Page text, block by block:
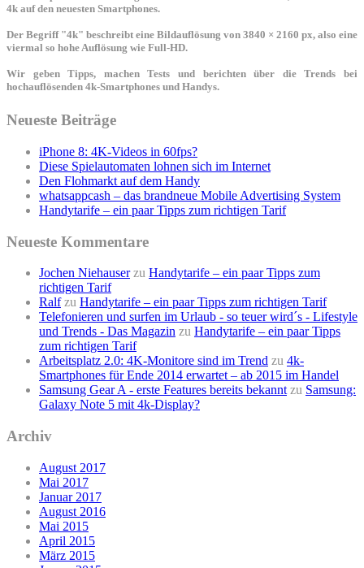
4k auf den neuesten Smartphones.
Der Begriff "4k" beschreibt eine Bildauflösung von 3840 × 2160 px, also eine
viermal so hohe Auflösung wie Full-HD.
Wir geben Tipps, machen Tests und berichten über die Trends bei
hochauflösenden 4k-Smartphones und Handys.
Neueste Beiträge
iPhone 8: 4K-Videos in 60fps?
Diese Spielautomaten lohnen sich im Internet
Den Flohmarkt auf dem Handy
whatsappcash – das brandneue Mobile Advertising System
Handytarife – ein paar Tipps zum richtigen Tarif
Neueste Kommentare
Jochen Niehauserzu Handytarife – ein paar Tipps zum
richtigen Tarif
Ralfzu Handytarife – ein paar Tipps zum richtigen Tarif
Telefonieren und surfen im Urlaub - so teuer wird´s - Lifestyle
und Trends - Das Magazin zu Handytarife – ein paar Tipps
zum richtigen Tarif
Arbeitsplatz 2.0: 4K-Monitore sind im Trend zu 4k-
Smartphones für Ende 2014 erwartet – ab 2015 im Handel
Samsung Gear A - erste Features bereits bekannt zu Samsung:
Galaxy Note 5 mit 4k-Display?
Archiv
August 2017
Mai 2017
Januar 2017
August 2016
Mai 2015
April 2015
März 2015